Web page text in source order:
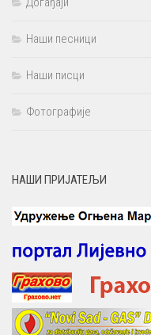
Наши песници
Наши писци
Фотографије
НАШИ ПРИЈАТЕЉИ